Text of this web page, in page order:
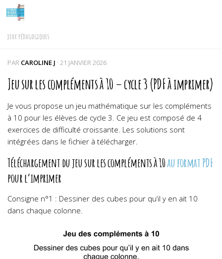
Skip to content
JEUX PÉDAGOGIQUES
PAR CAROLINE J · 21 JANVIER 2026
Jeu sur les compléments à 10 – cycle 3 (PDF à imprimer)
Je vous propose un jeu mathématique sur les compléments
à 10 pour les élèves de cycle 3. Ce jeu est composé de 4
exercices de difficulté croissante. Les solutions sont
intégrées dans le fichier à télécharger.
Téléchargement du jeu sur les compléments à 10au format PDF
pour l’imprimer
Consigne n°1 : Dessiner des cubes pour qu’il y en ait 10
dans chaque colonne.